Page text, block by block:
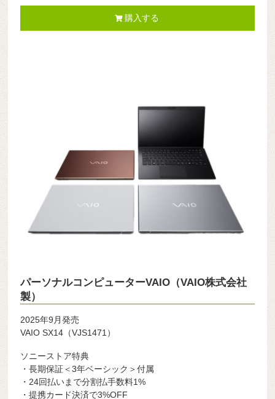
購入する
パーソナルコンピューターVAIO（VAIO株式会社
製）
2025年9月発売
VAIO SX14（VJS1471）
ソニーストア特典
・長期保証＜3年ベーシック＞付属
・24回払いまで分割払手数料1%
・提携カード決済で3%OFF